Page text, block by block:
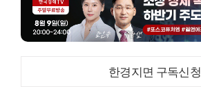
한경지면 구독신청